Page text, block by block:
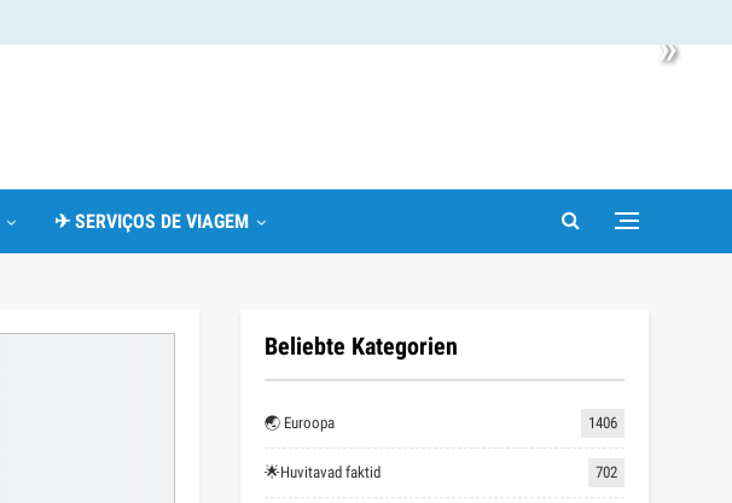
»
✈ SERVIÇOS DE VIAGEM
Beliebte Kategorien
🌏 Euroopa 1406
🌟Huvitavad faktid 702